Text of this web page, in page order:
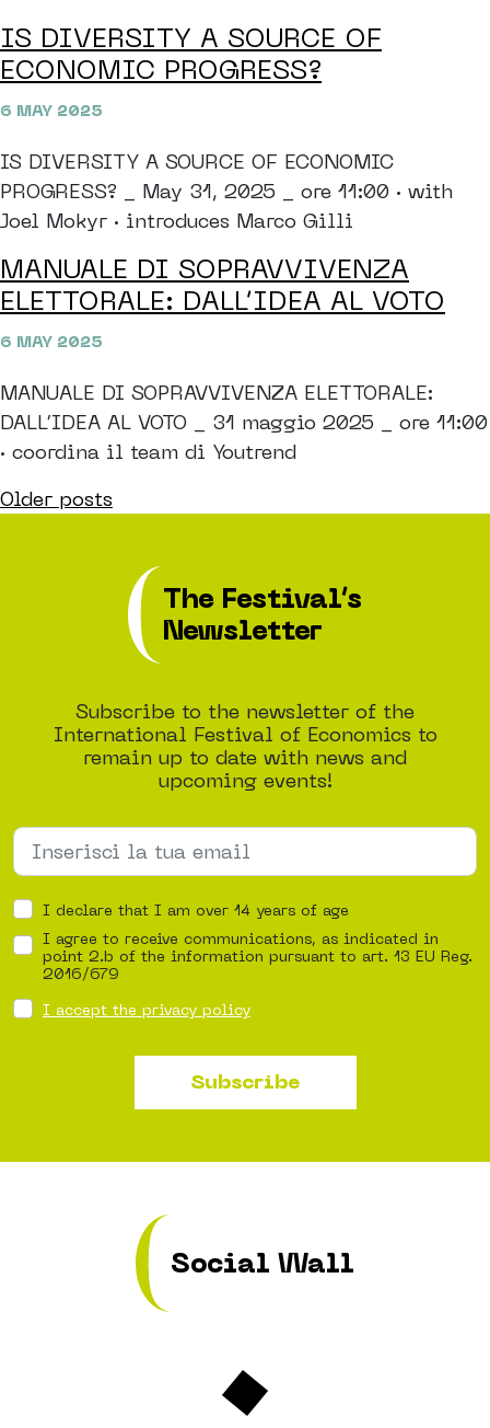
IS DIVERSITY A SOURCE OF
ECONOMIC PROGRESS?
6 MAY 2025
IS DIVERSITY A SOURCE OF ECONOMIC
PROGRESS? _ May 31, 2025 _ ore 11:00 · with
Joel Mokyr · introduces Marco Gilli
MANUALE DI SOPRAVVIVENZA
ELETTORALE: DALL’IDEA AL VOTO
6 MAY 2025
MANUALE DI SOPRAVVIVENZA ELETTORALE:
DALL’IDEA AL VOTO _ 31 maggio 2025 _ ore 11:00
· coordina il team di Youtrend
Posts
Older posts
The Festival’s
Newsletter
Subscribe to the newsletter of the
International Festival of Economics to
remain up to date with news and
upcoming events!
I declare that I am over 14 years of age
I agree to receive communications, as indicated in
point 2.b of the information pursuant to art. 13 EU Reg.
2016/679
I accept the privacy policy
Subscribe
Social Wall